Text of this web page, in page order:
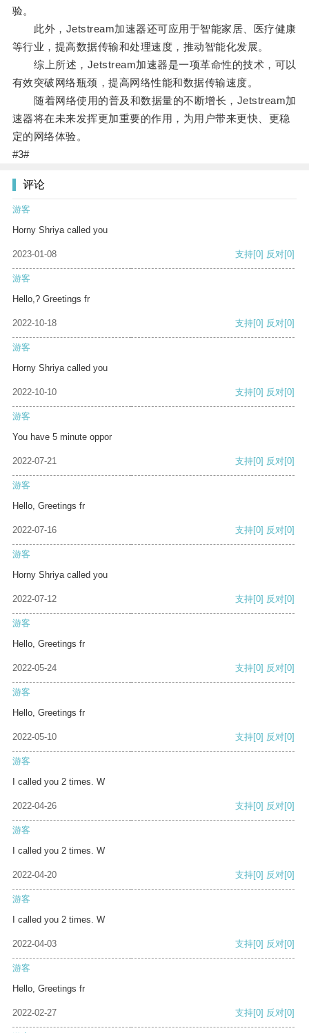
验。
此外，Jetstream加速器还可应用于智能家居、医疗健康
等行业，提高数据传输和处理速度，推动智能化发展。
综上所述，Jetstream加速器是一项革命性的技术，可以
有效突破网络瓶颈，提高网络性能和数据传输速度。
随着网络使用的普及和数据量的不断增长，Jetstream加
速器将在未来发挥更加重要的作用，为用户带来更快、更稳
定的网络体验。
#3#
评论
游客
Horny Shriya called you
2023-01-08 支持[0] 反对[0]
游客
Hello,? Greetings fr
2022-10-18 支持[0] 反对[0]
游客
Horny Shriya called you
2022-10-10 支持[0] 反对[0]
游客
You have 5 minute oppor
2022-07-21 支持[0] 反对[0]
游客
Hello, Greetings fr
2022-07-16 支持[0] 反对[0]
游客
Horny Shriya called you
2022-07-12 支持[0] 反对[0]
游客
Hello, Greetings fr
2022-05-24 支持[0] 反对[0]
游客
Hello, Greetings fr
2022-05-10 支持[0] 反对[0]
游客
I called you 2 times. W
2022-04-26 支持[0] 反对[0]
游客
I called you 2 times. W
2022-04-20 支持[0] 反对[0]
游客
I called you 2 times. W
2022-04-03 支持[0] 反对[0]
游客
Hello, Greetings fr
2022-02-27 支持[0] 反对[0]